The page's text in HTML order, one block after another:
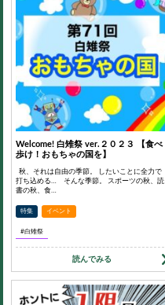
Welcome! 白雉祭 ver.２０２３ 【食べ
歩け！おもちゃの国を】
秋、それは自由の季節。 したいことに全力で
打ち込める… そんな季節。 スポーツの秋、読
書の秋、食…
特集 イベント
#白雉祭
読んでみる